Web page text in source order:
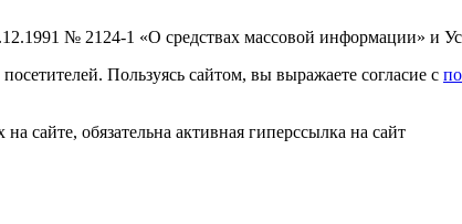
№ 2124-1 «О средствах массовой информации» и
Пользуясь сайтом, вы выражаете согласие с
сайте, обязательна активная гиперссылка на сайт